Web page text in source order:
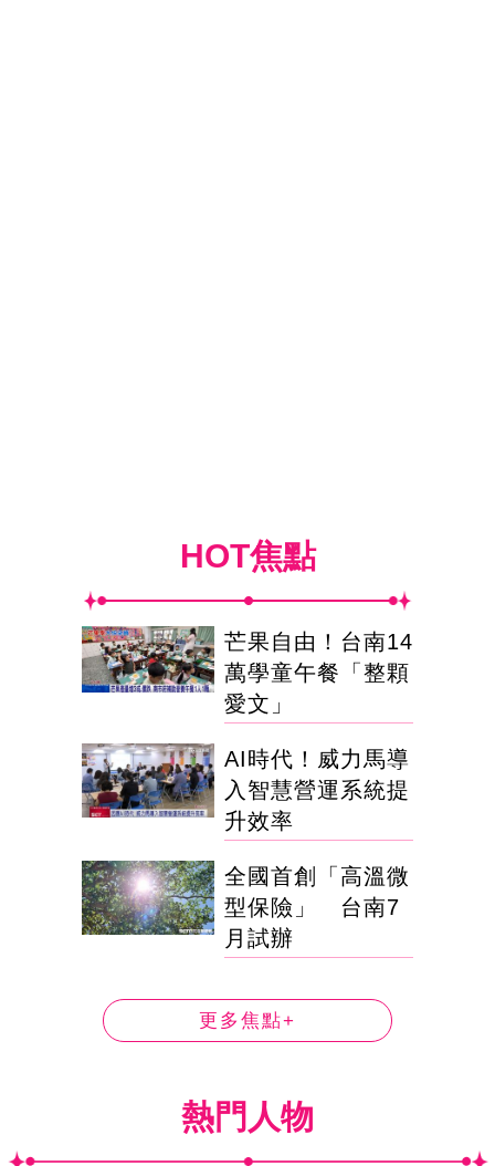
HOT焦點
芒果自由！台南14
萬學童午餐「整顆
愛文」
AI時代！威力馬導
入智慧營運系統提
升效率
全國首創「高溫微
型保險」 台南7
月試辦
更多焦點+
熱門人物